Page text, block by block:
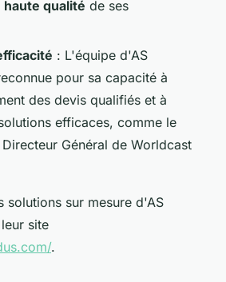
haute qualité de ses
: L'équipe d'AS
pour sa capacité à
des devis qualifiés et à
efficaces, comme le
Général de Worldcast
solutions sur mesure d'AS
site
.